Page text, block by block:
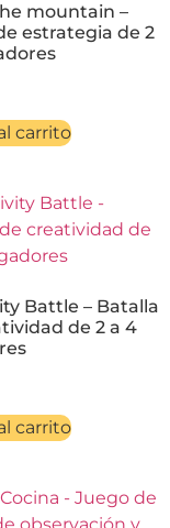
mountain –
estrategia de 2
carrito
Battle – Batalla
de 2 a 4
carrito